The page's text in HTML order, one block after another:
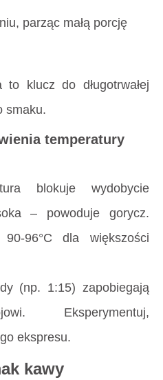
parząc małą porcję
to klucz do długotrwałej
smaku.
temperatury
blokuje wydobycie
– powoduje gorycz.
96°C dla większości
(np. 1:15) zapobiegają
Eksperymentuj,
ekspresu.
kawy